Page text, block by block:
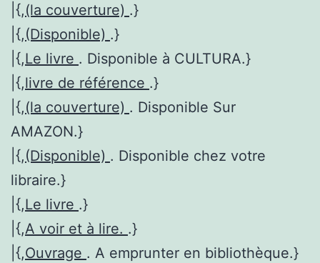
|{,(la couverture) .}
|{,(Disponible) .}
|{,Le livre . Disponible à CULTURA.}
|{,livre de référence .}
|{,(la couverture) . Disponible Sur
AMAZON.}
|{,(Disponible) . Disponible chez votre
libraire.}
|{,Le livre .}
|{,A voir et à lire. .}
|{,Ouvrage . A emprunter en bibliothèque.}